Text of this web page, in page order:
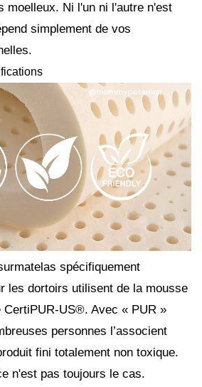
moelleux. Ni l'un ni l'autre n'est
simplement de vos
spécifiquement
les dortoirs utilisent de la mousse
CertiPUR-US®. Avec « PUR »
personnes l’associent
fini totalement non toxique.
n'est pas toujours le cas.